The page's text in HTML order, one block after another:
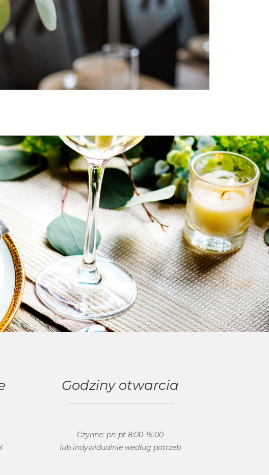
Godziny otwarcia
Czynne: pn-pt 8:00-16:00
lub indywidualnie według potrzeb